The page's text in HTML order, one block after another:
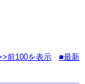
前100を表示
■最新